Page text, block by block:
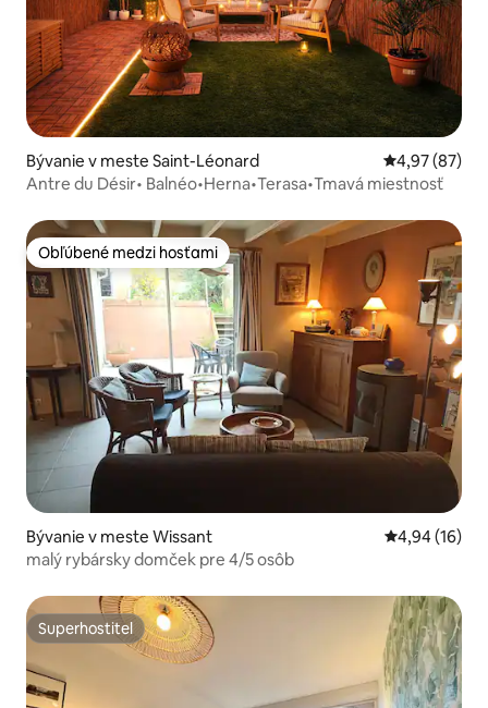
Bývanie v meste Saint-Léonard Priemerné
4,97 (87)
Antre du Désir• Balnéo•Herna•Terasa•Tmavá miestnosť
Obľúbené medzi hosťami
Obľúbené medzi hosťami
Bývanie v meste Wissant Priemerné
4,94 (16)
malý rybársky domček pre 4/5 osôb
Superhostiteľ
Superhostiteľ